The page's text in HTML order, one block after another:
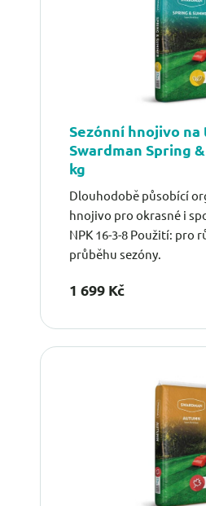
Sezónní hnojivo
Swardman Spring
kg
Dlouhodobě působící
hnojivo pro okrasné i
NPK 16-3-8 Použití: pro
průběhu sezóny.
1 699 Kč